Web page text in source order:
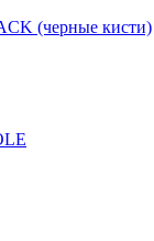
(черные кисти)